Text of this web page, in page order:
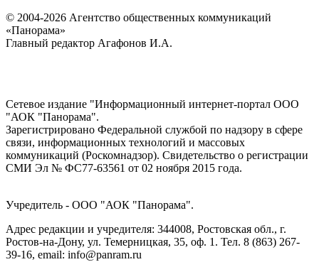
© 2004-2026 Агентство общественных коммуникаций
«Панорама»
Главный редактор Агафонов И.А.
Сетевое издание "Информационный интернет-портал ООО
"АОК "Панорама".
Зарегистрировано Федеральной службой по надзору в сфере
связи, информационных технологий и массовых
коммуникаций (Роскомнадзор). Cвидетельство о регистрации
СМИ Эл № ФС77-63561 от 02 ноября 2015 года.
Учредитель - ООО "АОК "Панорама".
Адрес редакции и учредителя: 344008, Ростовская обл., г.
Ростов-на-Дону, ул. Темерницкая, 35, оф. 1. Тел. 8 (863) 267-
39-16, email: info@panram.ru